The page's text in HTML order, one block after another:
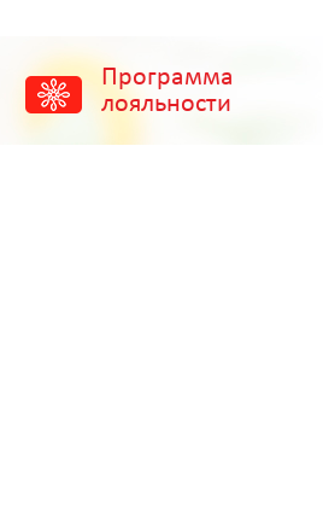
Программа
лояльности